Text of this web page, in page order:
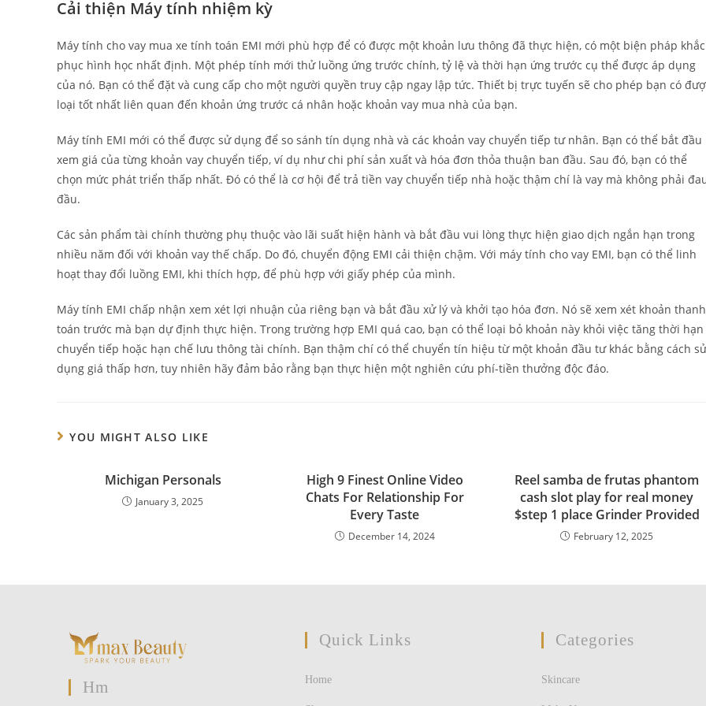
Cải thiện Máy tính nhiệm kỳ
Máy tính cho vay mua xe tính toán EMI mới phù hợp để có được một khoản lưu thông đã thực hiện, có một biện pháp khắc
phục hình học nhất định. Một phép tính mới thử luồng ứng trước chính, tỷ lệ và thời hạn ứng trước cụ thể được áp dụng
của nó. Bạn có thể đặt và cung cấp cho một người quyền truy cập ngay lập tức. Thiết bị trực tuyến sẽ cho phép bạn có
loại tốt nhất liên quan đến khoản ứng trước cá nhân hoặc khoản vay mua nhà của bạn.
Máy tính EMI mới có thể được sử dụng để so sánh tín dụng nhà và các khoản vay chuyển tiếp tư nhân. Bạn có thể bắt đầu
xem giá của từng khoản vay chuyển tiếp, ví dụ như chi phí sản xuất và hóa đơn thỏa thuận ban đầu. Sau đó, bạn có thể
chọn mức phát triển thấp nhất. Đó có thể là cơ hội để trả tiền vay chuyển tiếp nhà hoặc thậm chí là vay mà không phải
đầu.
Các sản phẩm tài chính thường phụ thuộc vào lãi suất hiện hành và bắt đầu vui lòng thực hiện giao dịch ngắn hạn trong
nhiều năm đối với khoản vay thế chấp. Do đó, chuyển động EMI cải thiện chậm. Với máy tính cho vay EMI, bạn có thể linh
hoạt thay đổi luồng EMI, khi thích hợp, để phù hợp với giấy phép của mình.
Máy tính EMI chấp nhận xem xét lợi nhuận của riêng bạn và bắt đầu xử lý và khởi tạo hóa đơn. Nó sẽ xem xét khoản thanh
toán trước mà bạn dự định thực hiện. Trong trường hợp EMI quá cao, bạn có thể loại bỏ khoản này khỏi việc tăng thời hạn
chuyển tiếp hoặc hạn chế lưu thông tài chính. Bạn thậm chí có thể chuyển tín hiệu từ một khoản đầu tư khác bằng cách sử
dụng giá thấp hơn, tuy nhiên hãy đảm bảo rằng bạn thực hiện một nghiên cứu phí-tiền thưởng độc đáo.
YOU MIGHT ALSO LIKE
Michigan Personals
January 3, 2025
High 9 Finest Online Video
Chats For Relationship For
Every Taste
December 14, 2024
Reel samba de frutas phantom
cash slot play for real money
$step 1 place Grinder Provided
February 12, 2025
Hm
Quick Links
Home
Categories
Skincare